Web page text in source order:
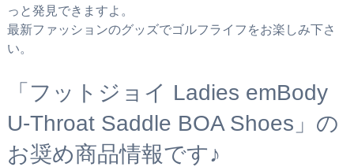
っと発見できますよ。
最新ファッションのグッズでゴルフライフをお楽しみ下さ
い。
「フットジョイ Ladies emBody
U-Throat Saddle BOA Shoes」の
お奨め商品情報です♪